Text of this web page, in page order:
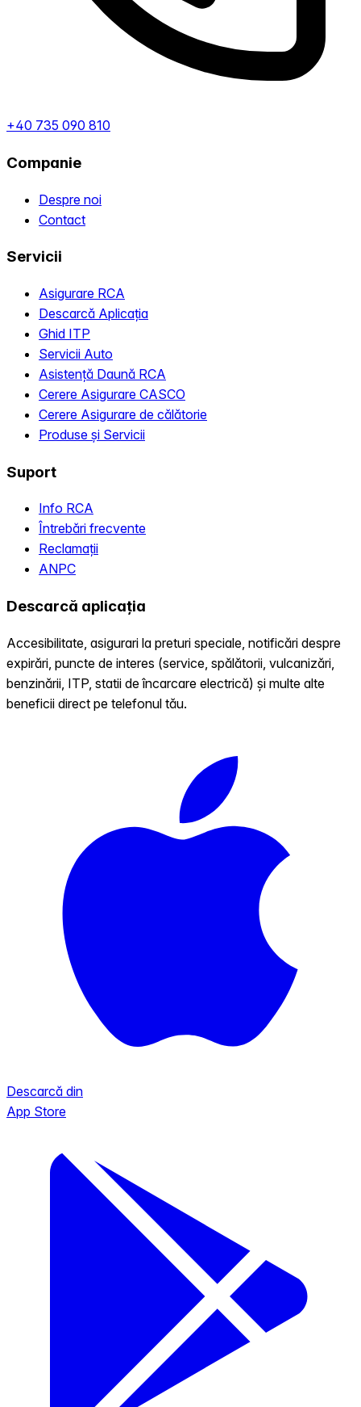
+40 735 090 810
Companie
Despre noi
Contact
Servicii
Asigurare RCA
Descarcă Aplicația
Ghid ITP
Servicii Auto
Asistență Daună RCA
Cerere Asigurare CASCO
Cerere Asigurare de călătorie
Produse și Servicii
Suport
Info RCA
Întrebări frecvente
Reclamații
ANPC
Descarcă aplicația
Accesibilitate, asigurari la preturi speciale, notificări despre
expirări, puncte de interes (service, spălătorii, vulcanizări,
benzinării, ITP, statii de încarcare electrică) și multe alte
beneficii direct pe telefonul tău.
Descarcă din
App Store